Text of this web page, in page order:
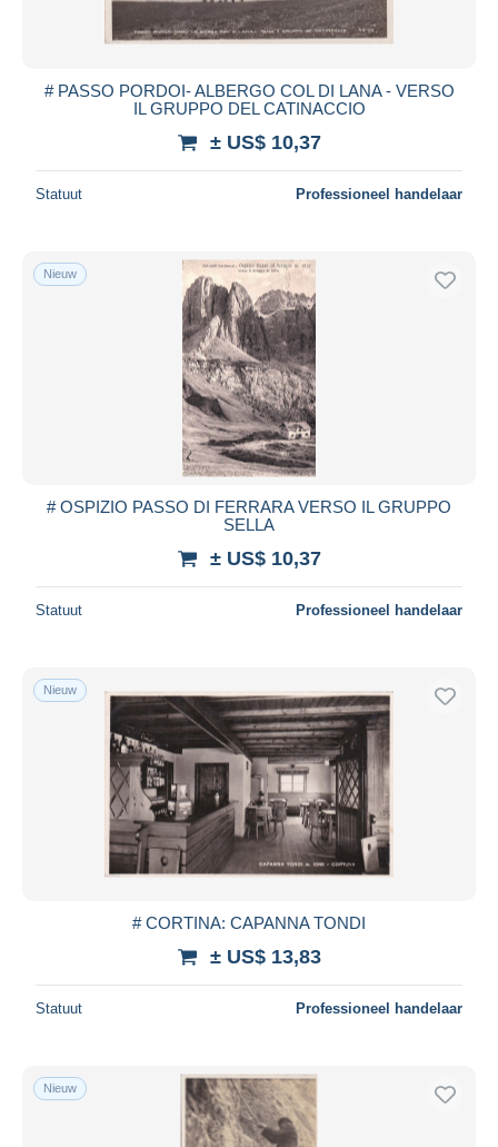
# PASSO PORDOI- ALBERGO COL DI LANA - VERSO
IL GRUPPO DEL CATINACCIO
± US$ 10,37
Statuut Professioneel handelaar
Nieuw
# OSPIZIO PASSO DI FERRARA VERSO IL GRUPPO
SELLA
± US$ 10,37
Statuut Professioneel handelaar
Nieuw
# CORTINA: CAPANNA TONDI
± US$ 13,83
Statuut Professioneel handelaar
Nieuw